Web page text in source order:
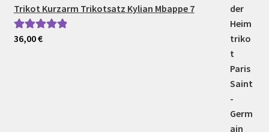
Trikot Kurzarm Trikotsatz Kylian Mbappe 7
Bewertet mit
36,00€